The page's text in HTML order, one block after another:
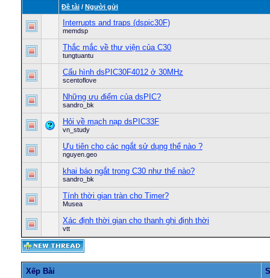
Ðề tài / Người gửi
Interrupts and traps (dspic30F)
memdsp
Thắc mắc về thư viện của C30
tungtuantu
Cấu hình dsPIC30F4012 ở 30MHz
scentoflove
Những ưu điểm của dsPIC?
sandro_bk
Hỏi về mạch nạp dsPIC33F
vn_study
Ưu tiên cho các ngắt sử dụng thế nào ?
nguyen.geo
khai báo ngắt trong C30 như thế nào?
sandro_bk
Tính thời gian tràn cho Timer?
Musea
Xác định thời gian cho thanh ghi định thời
vtt
Xếp Bài